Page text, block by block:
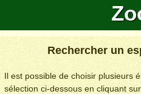
Rechercher un
Il est possible de choisir plusieurs
sélection ci-dessous en cliquant